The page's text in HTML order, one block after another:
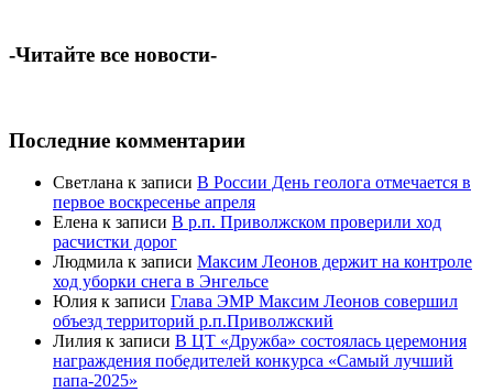
-Читайте все новости-
Последние комментарии
Светлана к записи В России День геолога отмечается в
первое воскресенье апреля
Елена к записи В р.п. Приволжском проверили ход
расчистки дорог
Людмила к записи Максим Леонов держит на контроле
ход уборки снега в Энгельсе
Юлия к записи Глава ЭМР Максим Леонов совершил
объезд территорий р.п.Приволжский
Лилия к записи В ЦТ «Дружба» состоялась церемония
награждения победителей конкурса «Самый лучший
папа-2025»